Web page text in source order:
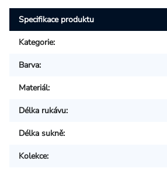
Specifikace produktu
Kategorie:
Barva:
Materiál:
Délka rukávu:
Délka sukně:
Kolekce: